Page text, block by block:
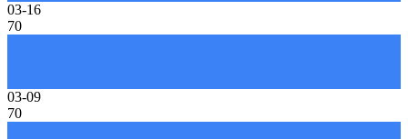
03-16
70
03-09
70